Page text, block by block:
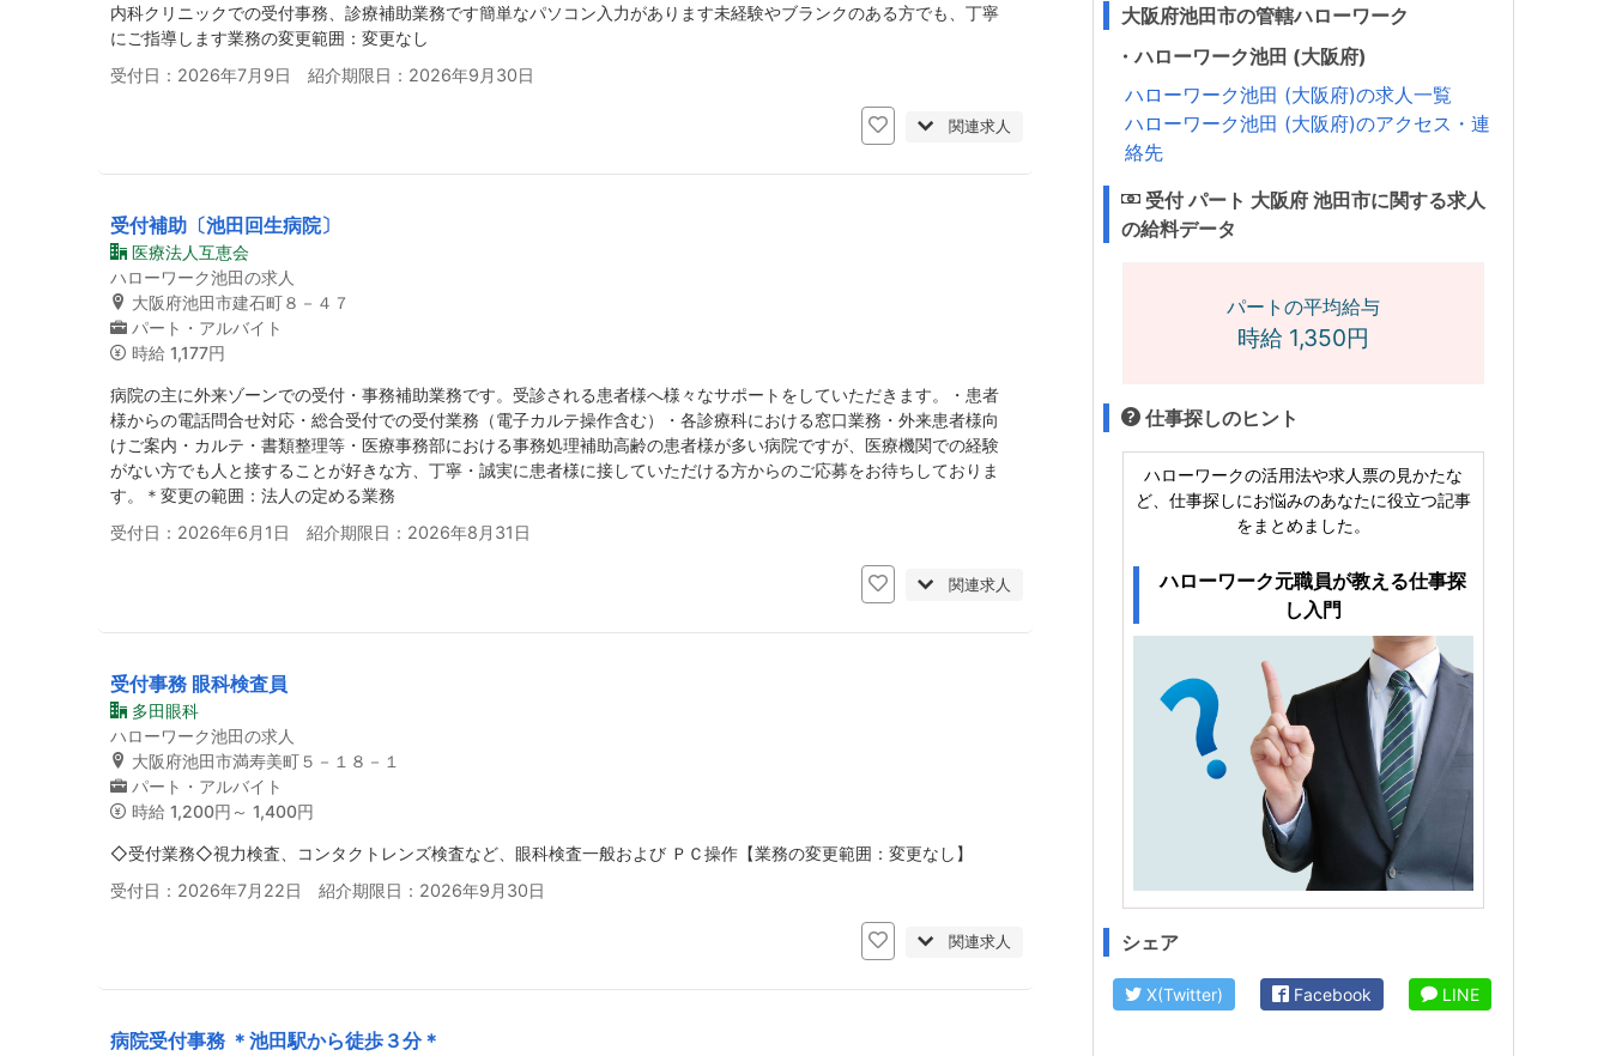
内科クリニックでの受付事務、診療補助業務です簡単なパソコン入力があります未経験やブランクのある方でも、丁寧
にご指導します業務の変更範囲：変更なし
受付日：2026年7月9日 紹介期限日：2026年9月30日
関連求人
受付補助〔池田回生病院〕
医療法人互恵会
ハローワーク池田の求人
大阪府池田市建石町８－４７
パート・アルバイト
時給 1,177円
病院の主に外来ゾーンでの受付・事務補助業務です。受診される患者様へ様々なサポートをしていただきます。・患者
様からの電話問合せ対応・総合受付での受付業務（電子カルテ操作含む）・各診療科における窓口業務・外来患者様向
けご案内・カルテ・書類整理等・医療事務部における事務処理補助高齢の患者様が多い病院ですが、医療機関での経験
がない方でも人と接することが好きな方、丁寧・誠実に患者様に接していただける方からのご応募をお待ちしておりま
す。＊変更の範囲：法人の定める業務
受付日：2026年6月1日 紹介期限日：2026年8月31日
関連求人
受付事務 眼科検査員
多田眼科
ハローワーク池田の求人
大阪府池田市満寿美町５－１８－１
パート・アルバイト
時給 1,200円～ 1,400円
◇受付業務◇視力検査、コンタクトレンズ検査など、眼科検査一般および ＰＣ操作【業務の変更範囲：変更なし】
受付日：2026年7月22日 紹介期限日：2026年9月30日
関連求人
病院受付事務 ＊池田駅から徒歩３分＊
大阪府池田市の管轄ハローワーク
・ハローワーク池田 (大阪府)
ハローワーク池田 (大阪府)の求人一覧
ハローワーク池田 (大阪府)のアクセス・連
絡先
受付 パート 大阪府 池田市に関する求人
の給料データ
パートの平均給与
時給 1,350円
仕事探しのヒント
ハローワークの活用法や求人票の見かたな
ど、仕事探しにお悩みのあなたに役立つ記事
をまとめました。
ハローワーク元職員が教える仕事探
し入門
シェア
X(Twitter) Facebook LINE